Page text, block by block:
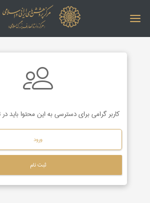
کاربر گرامی برای دسترسی به این محتوا باید در
ورود
ثبت نام